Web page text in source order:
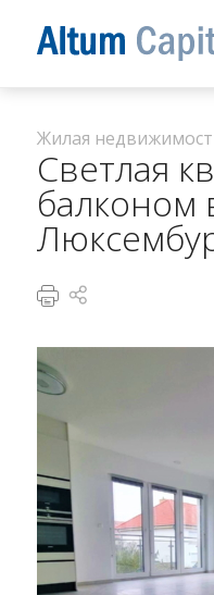
Жилая
Светлая
балконом